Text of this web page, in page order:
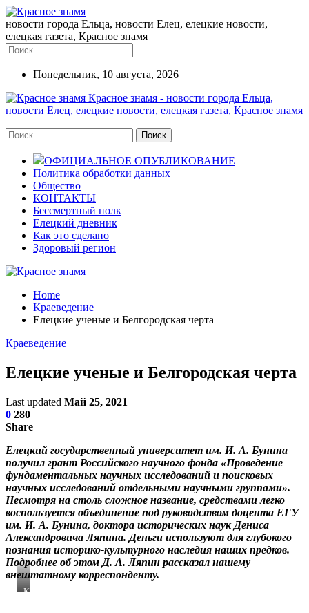
новости города Ельца, новости Елец, елецкие новости,
елецкая газета, Красное знамя
Понедельник, 10 августа, 2026
Красное знамя - новости города Ельца,
новости Елец, елецкие новости, елецкая газета, Красное знамя
ОФИЦИАЛЬНОЕ ОПУБЛИКОВАНИЕ
Политика обработки данных
Общество
КОНТАКТЫ
Бессмертный полк
Елецкий дневник
Как это сделано
Здоровый регион
Home
Краеведение
Елецкие ученые и Белгородская черта
Краеведение
Елецкие ученые и Белгородская черта
Last updated Май 25, 2021
0 280
Share
Елецкий государственный университет им. И. А. Бунина
получил грант Российского научного фонда «Проведение
фундаментальных научных исследований и поисковых
научных исследований отдельными научными группами».
Несмотря на столь сложное название, средствами легко
воспользуется объединение под руководством доцента ЕГУ
им. И. А. Бунина, доктора исторических наук Дениса
Александровича Ляпина. Деньги используют для глубокого
познания историко-культурного наследия наших предков.
Подробнее об этом Д. А. Ляпин рассказал нашему
внештатному корреспонденту.
Карта